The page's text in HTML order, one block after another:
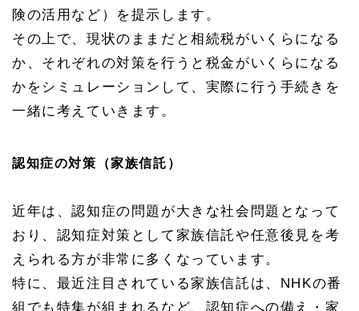
険の活用など）を提示します。
その上で、現状のままだと相続税がいくらになる
か、それぞれの対策を行うと税金がいくらになる
かをシミュレーションして、実際に行う手続きを
一緒に考えていきます。
認知症の対策（家族信託）
近年は、認知症の問題が大きな社会問題となって
おり、認知症対策として家族信託や任意後見を考
えられる方が非常に多くなっています。
特に、最近注目されている家族信託は、NHKの番
組でも特集が組まれるなど、認知症への備え・家